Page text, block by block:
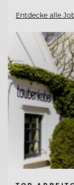
Entdecke alle